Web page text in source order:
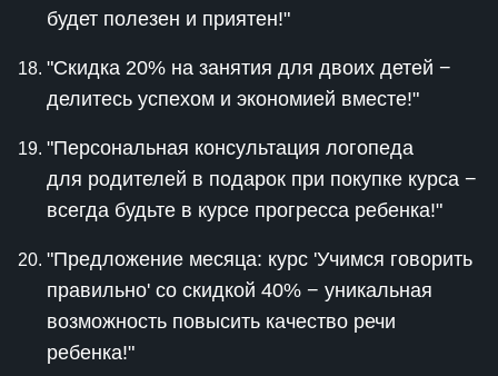
будет полезен и приятен!"
"Скидка 20% на занятия для двоих детей −
делитесь успехом и экономией вместе!"
"Персональная консультация логопеда
для родителей в подарок при покупке курса −
всегда будьте в курсе прогресса ребенка!"
"Предложение месяца: курс 'Учимся говорить
правильно' со скидкой 40% − уникальная
возможность повысить качество речи
ребенка!"